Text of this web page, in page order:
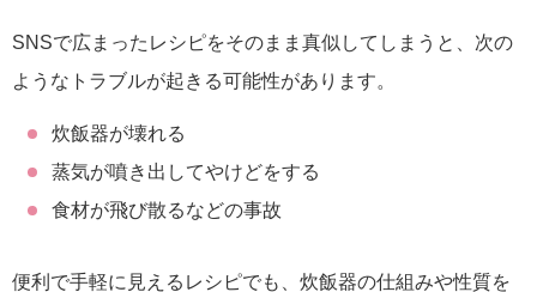
SNSで広まったレシピをそのまま真似してしまうと、次の
ようなトラブルが起きる可能性があります。
炊飯器が壊れる
蒸気が噴き出してやけどをする
食材が飛び散るなどの事故
便利で手軽に見えるレシピでも、炊飯器の仕組みや性質を